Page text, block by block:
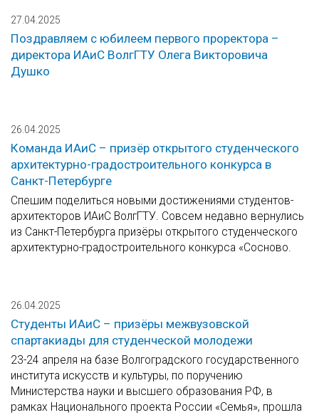
27.04.2025
Поздравляем с юбилеем первого проректора –
директора ИАиС ВолгГТУ Олега Викторовича
Душко
26.04.2025
Команда ИАиС – призёр открытого студенческого
архитектурно-градостроительного конкурса в
Санкт-Петербурге
Спешим поделиться новыми достижениями студентов-
архитекторов ИАиС ВолгГТУ. Совсем недавно вернулись
из Санкт-Петербурга призёры открытого студенческого
архитектурно-градостроительного конкурса «Сосново.
26.04.2025
Студенты ИАиС – призёры межвузовской
спартакиады для студенческой молодежи
23-24 апреля на базе Волгоградского государственного
института искусств и культуры, по поручению
Министерства науки и высшего образования РФ, в
рамках Национального проекта России «Семья», прошла